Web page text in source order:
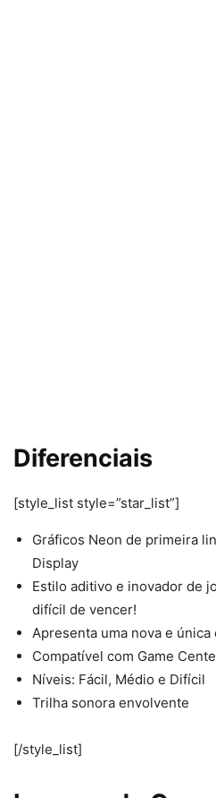
Diferenciais
[style_list style=”star_list”]
Gráficos Neon de primeira
Display
Estilo aditivo e inovador de
difícil de vencer!
Apresenta uma nova e
Compatível com Game
Níveis: Fácil, Médio e Difícil
Trilha sonora envolvente
[/style_list]